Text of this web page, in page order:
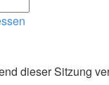
dieser Sitzung